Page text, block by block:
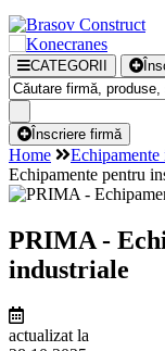
CATEGORII
Înscriere firmă
Home Echipamente
Echipamente pentru
PRIMA -
industriale
actualizat la